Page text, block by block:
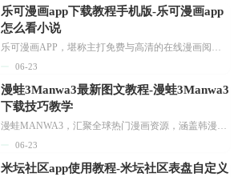
乐可漫画app下载教程手机版-乐可漫画app
怎么看小说
乐可漫画APP，堪称主打免费与高清的在线漫画阅读神器。其官方版提供海量完整版漫画资源，无论是国内漫画，还是日漫、韩漫、台漫、美漫等国外漫画，应有尽有，随时供你阅读。只需轻点一下，便能直接进入阅读界面。不仅如此，乐可漫画最新版本更新速度极快，在这里，你总能抢先看到全网一手漫画章节内容！...
06-23
漫蛙3Manwa3最新图文教程-漫蛙3Manwa3
下载技巧教学
漫蛙MANWA3，汇聚全球热门漫画资源，涵盖韩漫、欧美漫画、国漫等多种类型，题材丰富多样，全方位满足用户阅读喜好。它不仅是阅读平台，更是创作平台，为广大用户打造零门槛创作环境。...
06-23
米坛社区app使用教程-米坛社区表盘自定义